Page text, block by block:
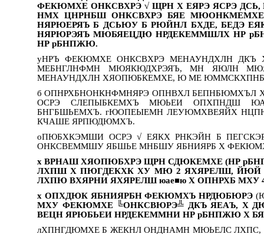
ФЕКЮМХЕ ОНКСВХРЭ √ ЩРН Х ЕЯРЭ ЯСРЭ
НМХ ЦНРНБШ ОНКСВХРЭ БЯЕ
НЯРЮЕРЯЪ Б ДСЬЮУ Б РЮЙНЛ БХДЕ, БЕДЭ
НЯРЮРЭЯЪ МЮБЯЕЦДЮ НРДЕКЕММШЛХ НР
НР рБНПЖЮ.
уНРЪ ФЕКЮМХЕ ОНКСВХРЭ МЕНАУНДХЛН
МЕБНГЛНФМН МЮЯКЮДХРЭЯЪ, МН ЯЮЛН
МЕНАУНДХЛН ХЯОПЮБКЕМХЕ, Ю МЕ
б ОПНРХБНОНКНФМНЯРЭ ОПНВХЛ
ОСРЭ СЛЕПЫБКЕМХЪ МЮЬЕИ ОПХПНДШ
БНГБШЬЕМХЪ. гЮОПЕЫЕМН ЛЕУЮМХВЕЯЙХ
КЧАШЕ ЯРПЮДЮМХЪ.
оПЮБХКЭМШИ ОСРЭ √ ЕЯКХ РНКЭЙН Б
ОНКСВЕММШУ ЯБШЬЕ МНБШУ ЯБНИЯРБ Х
х ВРНАШ ХЯОПЮБХРЭ ЩРН СДЮКЕМХЕ (НР
ЛХПШ Х ПЮГДЕКХК ХУ МЮ 2 ЯХЯРЕЛШ,
ЛХПЮ ВХЯРНИ ЯХЯРЕЛШ юае■ю Х ОПНРХБ МХУ
х ОПХДЮК ЯБНИЯРБН ФЕКЮМХЪ НРДЮБЮРЭ
МХУ ФЕКЮМХЕ ╚ОНКСВЮРЭ╩ ДКЪ ЯЕАЪ, Х
ВЕЦН ЯРЮБЬЕИ НРДЕКЕММНИ НР рБНПЖЮ Х
лХПНГДЮМХЕ Б ЖЕКНЛ ОНДНАМН МЮЬЕЛС